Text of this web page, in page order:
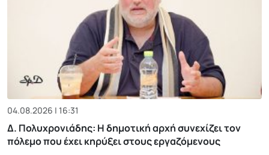
04.08.2026 | 16:31
Δ. Πολυχρονιάδης: Η δημοτική αρχή συνεχίζει τον
πόλεμο που έχει κηρύξει στους εργαζόμενους